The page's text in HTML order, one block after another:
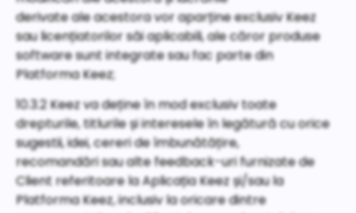
derivate ale acestora vor aparține exclusiv Keez
sau licențiatorilor săi aplicabili, ale căror produse
software sunt integrate sau fac parte din
Platforma Keez;
10.3.2 Keez va deține în mod exclusiv toate
drepturile, titlurile și interesele în legătură cu orice
sugestii, idei, cereri de îmbunătățire,
recomandări sau alte feedback-uri furnizate de
Client referitoare la Aplicația Keez și/sau la
Platforma Keez, inclusiv la oricare dintre